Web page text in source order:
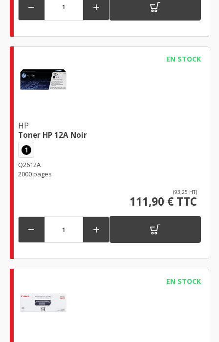
 
EN STOCK
HP
Toner HP 12A Noir
1
Q2612A
2000 pages
(93,25 HT)
111,90 € TTC
 
EN STOCK